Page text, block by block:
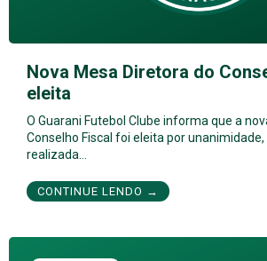
Nova Mesa Diretora do
eleita
O Guarani Futebol Clube informa que a
Conselho Fiscal foi eleita por
realizada…
CONTINUE LENDO →